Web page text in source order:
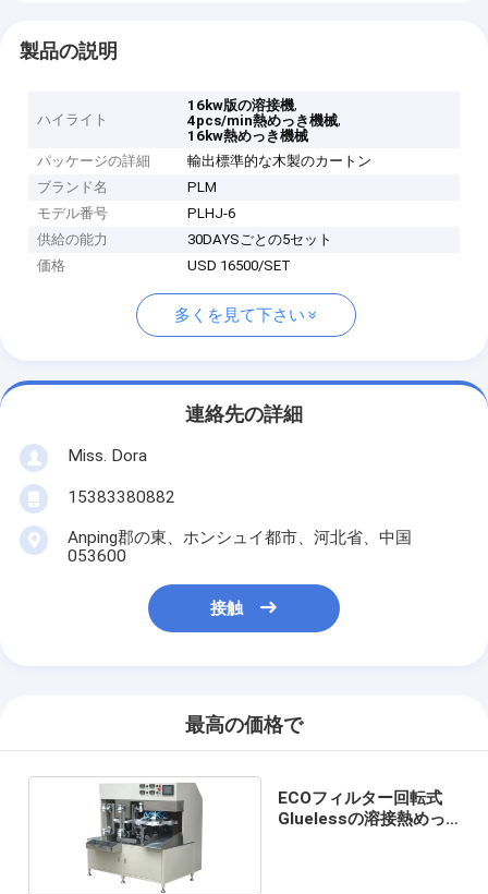
製品の説明
ハイライト
16kw版の溶接機,
4pcs/min熱めっき機械,
16kw熱めっき機械
パッケージの詳細
輸出標準的な木製のカートン
ブランド名
PLM
モデル番号
PLHJ-6
供給の能力
30DAYSごとの5セット
価格
USD 16500/SET
多くを見て下さい
連絡先の詳細
Miss. Dora
15383380882
Anping郡の東、ホンシュイ都市、河北省、中国
053600
接触
最高の価格で
ECOフィルター回転式
Gluelessの溶接熱めっ